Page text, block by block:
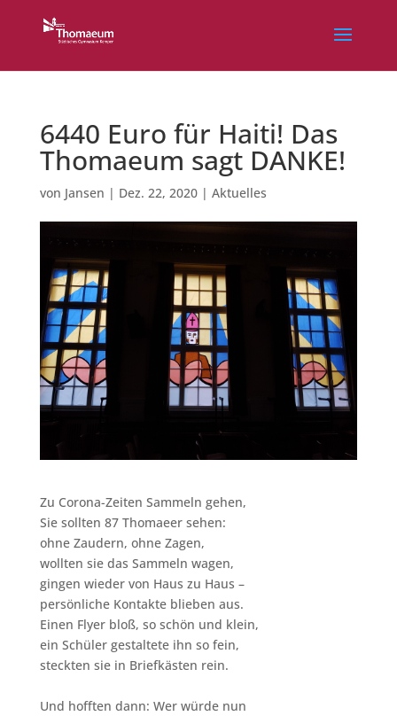
6440 Euro für Haiti! Das
Thomaeum sagt DANKE!
von Jansen | Dez. 22, 2020| Aktuelles
Zu Corona-Zeiten Sammeln gehen,
Sie sollten 87 Thomaeer sehen:
ohne Zaudern, ohne Zagen,
wollten sie das Sammeln wagen,
gingen wieder von Haus zu Haus –
persönliche Kontakte blieben aus.
Einen Flyer bloß, so schön und klein,
ein Schüler gestaltete ihn so fein,
steckten sie in Briefkästen rein.
Und hofften dann: Wer würde nun